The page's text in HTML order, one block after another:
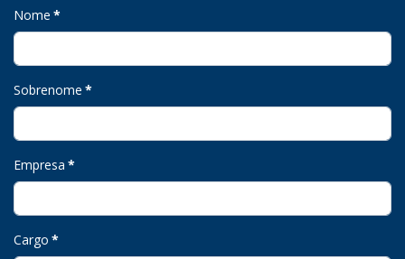
Nome *
Sobrenome *
Empresa *
Cargo *